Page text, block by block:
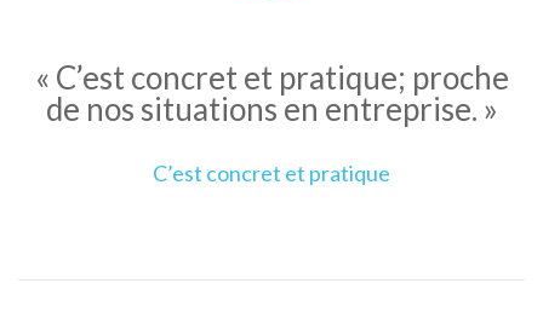
« C’est concret et pratique; proche
de nos situations en entreprise. »
C’est concret et pratique